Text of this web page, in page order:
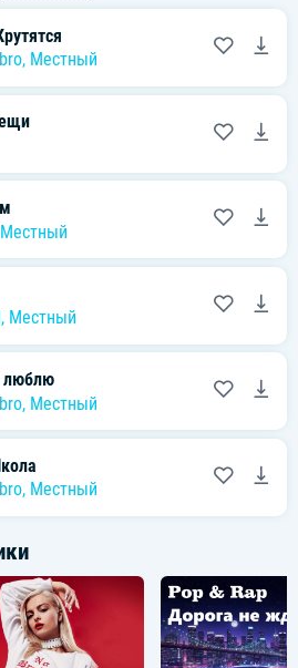
, Местный
Местный
, Местный
люблю
, Местный
, Местный